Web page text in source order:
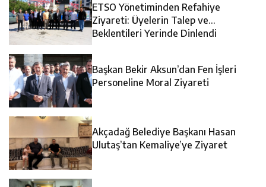
ETSO Yönetiminden Refahiye
Ziyareti: Üyelerin Talep ve
Beklentileri Yerinde Dinlendi
Başkan Bekir Aksun’dan Fen İşleri
Personeline Moral Ziyareti
Akçadağ Belediye Başkanı Hasan
Ulutaş’tan Kemaliye’ye Ziyaret